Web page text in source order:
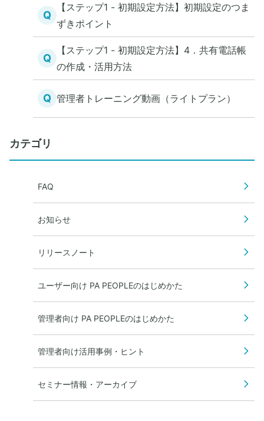
Q
【ステップ1 - 初期設定方法】初期設定のつま
ずきポイント
Q
【ステップ1 - 初期設定方法】4．共有電話帳
の作成・活用方法
Q 管理者トレーニング動画（ライトプラン）
カテゴリ
FAQ
お知らせ
リリースノート
ユーザー向け PA PEOPLEのはじめかた
管理者向け PA PEOPLEのはじめかた
管理者向け活用事例・ヒント
セミナー情報・アーカイブ